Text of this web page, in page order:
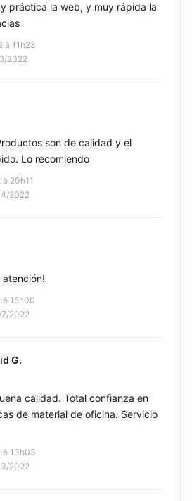
à 11h23
2022
práctica la web, y muy rápida la
20h11
2022
son de calidad y el
Lo recomiendo
à 15h00
2022
atención!
G.
à 13h03
2022
calidad. Total confianza en
de material de oficina. Servicio